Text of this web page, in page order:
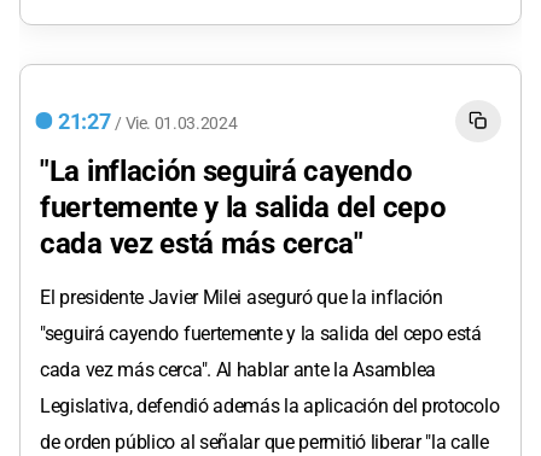
21:27 / Vie. 01.03.2024
"La inflación seguirá cayendo
fuertemente y la salida del cepo
cada vez está más cerca"
El presidente Javier Milei aseguró que la inflación
"seguirá cayendo fuertemente y la salida del cepo está
cada vez más cerca". Al hablar ante la Asamblea
Legislativa, defendió además la aplicación del protocolo
de orden público al señalar que permitió liberar "la calle